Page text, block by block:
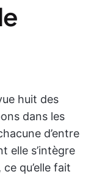
huit des
dans les
d’entre
elle s’intègre
qu’elle fait